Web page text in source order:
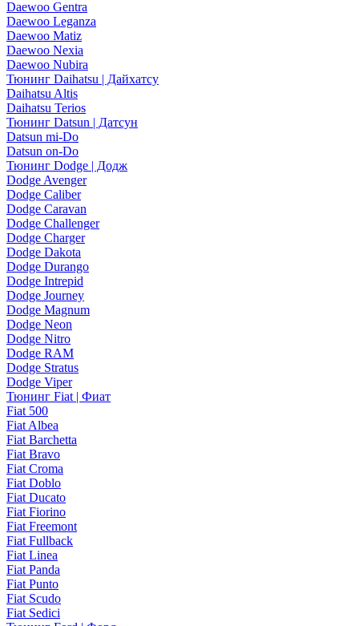
Daewoo Gentra
Daewoo Leganza
Daewoo Matiz
Daewoo Nexia
Daewoo Nubira
Тюнинг Daihatsu | Дайхатсу
Daihatsu Altis
Daihatsu Terios
Тюнинг Datsun | Датсун
Datsun mi-Do
Datsun on-Do
Тюнинг Dodge | Додж
Dodge Avenger
Dodge Caliber
Dodge Caravan
Dodge Challenger
Dodge Charger
Dodge Dakota
Dodge Durango
Dodge Intrepid
Dodge Journey
Dodge Magnum
Dodge Neon
Dodge Nitro
Dodge RAM
Dodge Stratus
Dodge Viper
Тюнинг Fiat | Фиат
Fiat 500
Fiat Albea
Fiat Barchetta
Fiat Bravo
Fiat Croma
Fiat Doblo
Fiat Ducato
Fiat Fiorino
Fiat Freemont
Fiat Fullback
Fiat Linea
Fiat Panda
Fiat Punto
Fiat Scudo
Fiat Sedici